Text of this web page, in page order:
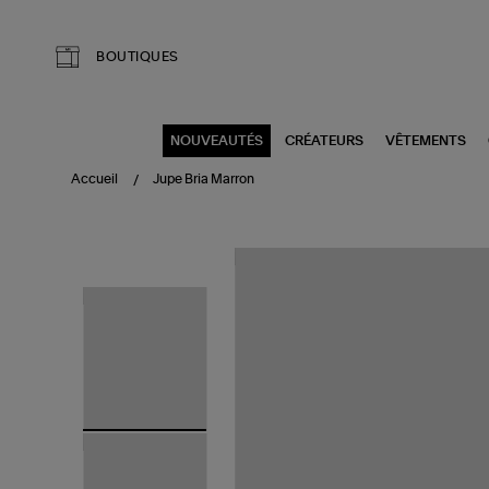
BOUTIQUES
NOUVEAUTÉS CRÉATEURS VÊTEMENTS
Accueil Jupe Bria Marron